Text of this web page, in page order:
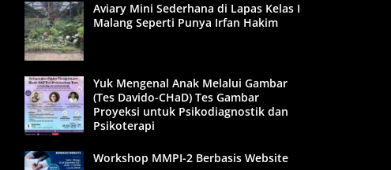
Aviary Mini Sederhana di Lapas Kelas I
Malang Seperti Punya Irfan Hakim
Yuk Mengenal Anak Melalui Gambar
(Tes Davido-CHaD) Tes Gambar
Proyeksi untuk Psikodiagnostik dan
Psikoterapi
Workshop MMPI-2 Berbasis Website